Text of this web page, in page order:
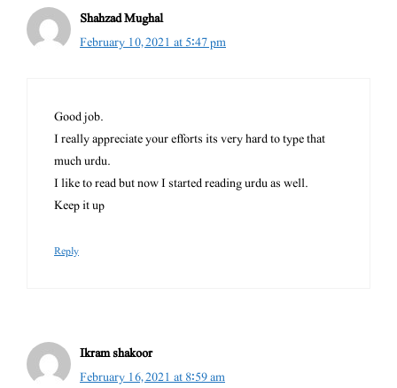
Shahzad Mughal
February 10, 2021 at 5:47 pm
Good job.
I really appreciate your efforts its very hard to type that
much urdu.
I like to read but now I started reading urdu as well.
Keep it up
Reply
Ikram shakoor
February 16, 2021 at 8:59 am